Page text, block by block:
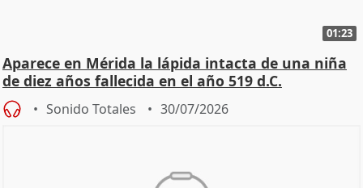
01:23
Aparece en Mérida la lápida intacta de una niña
de diez años fallecida en el año 519 d.C.
Sonido Totales 30/07/2026